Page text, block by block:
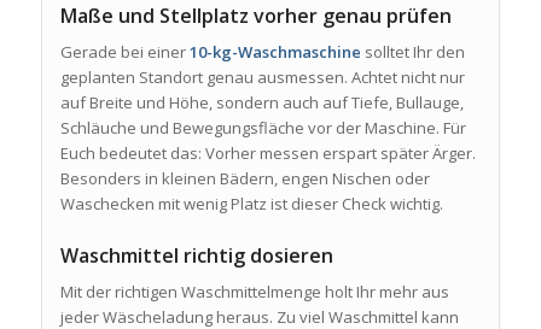
Maße und Stellplatz vorher genau prüfen
Gerade bei einer10-kg-Waschmaschine solltet Ihr den
geplanten Standort genau ausmessen. Achtet nicht nur
auf Breite und Höhe, sondern auch auf Tiefe, Bullauge,
Schläuche und Bewegungsfläche vor der Maschine. Für
Euch bedeutet das: Vorher messen erspart später Ärger.
Besonders in kleinen Bädern, engen Nischen oder
Waschecken mit wenig Platz ist dieser Check wichtig.
Waschmittel richtig dosieren
Mit der richtigen Waschmittelmenge holt Ihr mehr aus
jeder Wäscheladung heraus. Zu viel Waschmittel kann